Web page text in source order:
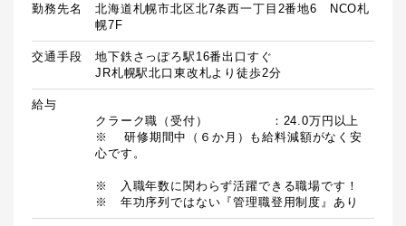
勤務先名
北海道札幌市北区北7条西一丁目2番地6 NCO札
幌7F
交通手段
地下鉄さっぽろ駅16番出口すぐ
JR札幌駅北口東改札より徒歩2分
給与
クラーク職（受付）　　　　　：24.0万円以上
※	研修期間中（６か月）も給料減額がなく安
心です。
※　入職年数に関わらず活躍できる職場です！
※　年功序列ではない『管理職登用制度』あり